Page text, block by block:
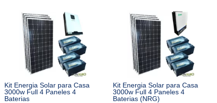
Kit Energia Solar para Casa
3000w Full 4 Paneles 4
Baterias
Kit Energia Solar para Casa
3000w Full 4 Paneles 4
Baterias (NRG)